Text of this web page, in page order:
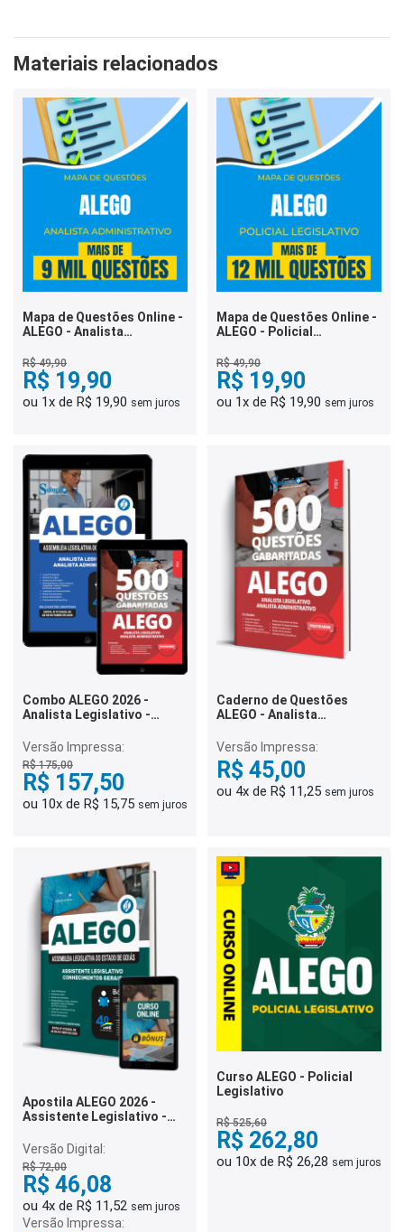
Materiais relacionados
Mapa de Questões Online -
ALEGO - Analista
Questões
R$ 49,90
R$ 19,90
ou 1x de R$ 19,90 sem juros
Mapa de Questões Online -
ALEGO - Policial
Questões
R$ 49,90
R$ 19,90
ou 1x de R$ 19,90 sem juros
Combo ALEGO 2026 -
Analista Legislativo -
Versão Impressa:
R$ 175,00
R$ 157,50
ou 10x de R$ 15,75 sem juros
Caderno de Questões
ALEGO - Analista
Administrativo - 500
Questões Gabaritadas
Versão Impressa:
R$ 45,00
ou 4x de R$ 11,25 sem juros
Apostila ALEGO 2026 -
Assistente Legislativo -
Versão Digital:
R$ 72,00
R$ 46,08
ou 4x de R$ 11,52 sem juros
Versão Impressa:
Curso ALEGO - Policial
Legislativo
R$ 525,60
R$ 262,80
ou 10x de R$ 26,28 sem juros